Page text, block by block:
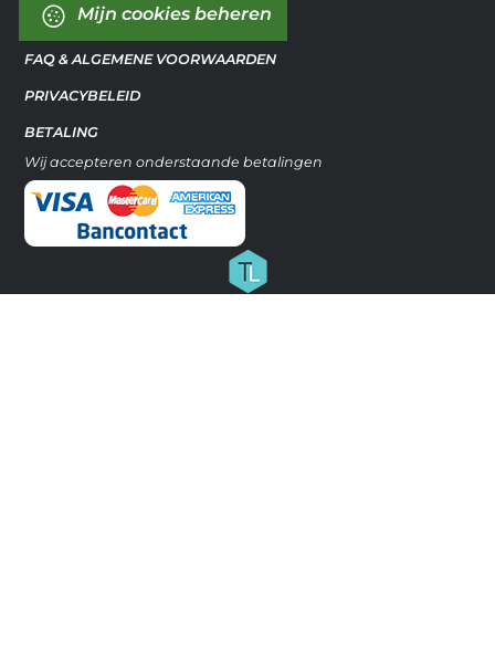
Mijn cookies beheren
FAQ & ALGEMENE VOORWAARDEN
PRIVACYBELEID
BETALING
Wij accepteren onderstaande betalingen